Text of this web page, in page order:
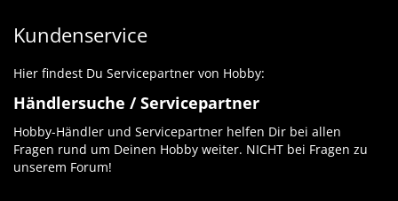
Kundenservice
Hier findest Du Servicepartner von Hobby:
Händlersuche / Servicepartner
Hobby-Händler und Servicepartner helfen Dir bei allen
Fragen rund um Deinen Hobby weiter. NICHT bei Fragen zu
unserem Forum!